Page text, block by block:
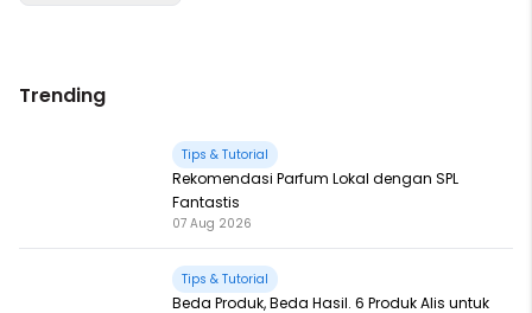
Trending
Tips & Tutorial
Rekomendasi Parfum Lokal dengan SPL
Fantastis
07 Aug 2026
Tips & Tutorial
Beda Produk, Beda Hasil. 6 Produk Alis untuk